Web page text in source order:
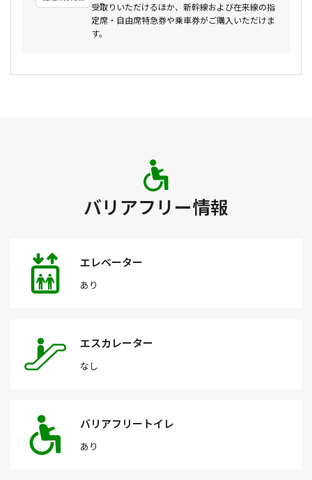
受取りいただけるほか、新幹線および在来線の指
定席・自由席特急券や乗車券がご購入いただけま
す。
バリアフリー情報
エレベーター
あり
エスカレーター
なし
バリアフリートイレ
あり